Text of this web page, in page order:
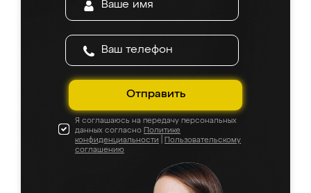
Отправить
Я соглашаюсь на передачу персональных
данных согласно Политике
конфиденциальности
Пользовательскому
соглашению